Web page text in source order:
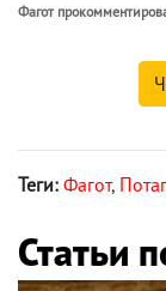
Фагот
Теги: Фагот,
Статьи